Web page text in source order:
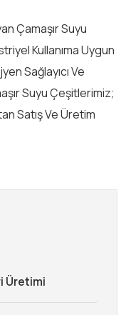
Üretimi
Çamaşır Suyu
Kullanıma Uygun
Sağlayıcı Ve
Suyu Çeşitlerimiz;
Satış Ve Üretim